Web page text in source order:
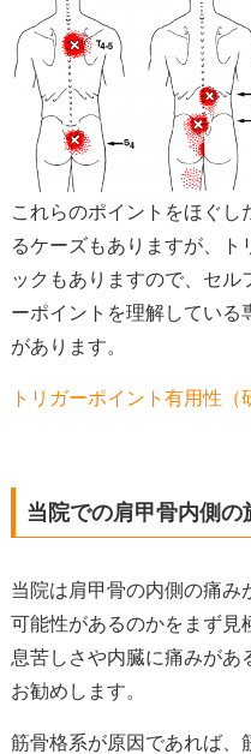
これらのポイントをほぐし
るケーズもありますが、ト
ックもありますので、セ
ーポイントを理解している
があります。
トリガーポイント有用性（
当院での肩甲骨内側の
当院は肩甲骨の内側の痛み
可能性があるのかをまず見
息苦しさや内臓に痛みがあ
お勧めします。
筋骨格系が原因であれば、